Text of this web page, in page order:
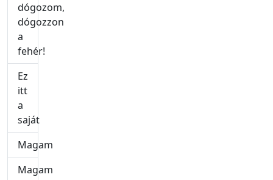
dógozom,
dógozzon
a
fehér!
Ez
itt
a
saját
Magam
Magam